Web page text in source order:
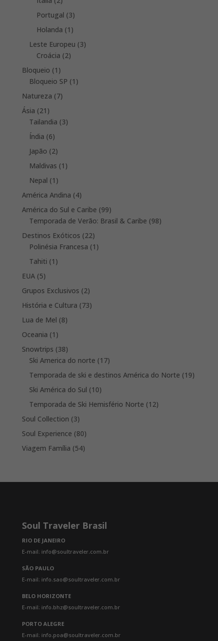
products
Portugal 33
products
Holanda 1 1
product
Leste Europeu 33
Croácia 22
Bloqueio 1 1
product
Bloqueio SP 1 1
Natureza 77
Ásia 21 21
products
Tailandia 33
Índia 66
products
Japão 22
products
Maldivas 1 1
Nepal 1 1
product
América Andina 44
products
América do Sul e Caribe 9999
products
Temporada de Verão: Brasil & Caribe 9898
Destinos Exóticos 2222
products
Polinésia Francesa 1 1
Tahiti 1 1
EUA 55
products
Grupos Exclusivos 22
products
História e Cultura 7373
Lua de Mel 88
Oceania 1 1
product
Snowtrips 3838
products
Ski America do norte 1717
products
Temporada de ski e destinos América do Norte 1919
Ski América do Sul 1010
products
Temporada de Ski Hemisfério Norte 1212
Soul Collection 33
products
Soul Experience 8080
products
Viagem Família 5454
Soul Traveler Brasil
RIO DE JANEIRO
E-mail: info@soultraveler.com.br
SÃO PAULO
E-mail: info.sao@soultraveler.com.br
BELO HORIZONTE
E-mail: info.bhz@soultraveler.com.br
PORTO ALEGRE
E-mail: info.poa@soultraveler.com.br